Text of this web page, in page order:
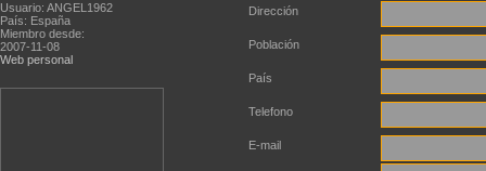
Usuario: ANGEL1962
País: España
Miembro desde:
2007-11-08
Web personal
Dirección
Población
País
Telefono
E-mail